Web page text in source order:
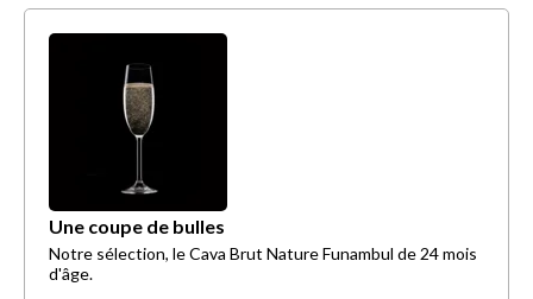
Une coupe de bulles
Notre sélection, le Cava Brut Nature Funambul de 24 mois
d'âge.